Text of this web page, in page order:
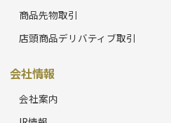
商品先物取引
店頭商品デリバティブ取引
会社情報
会社案内